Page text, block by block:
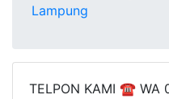
Lampung
TELPON KAMI ☎ WA